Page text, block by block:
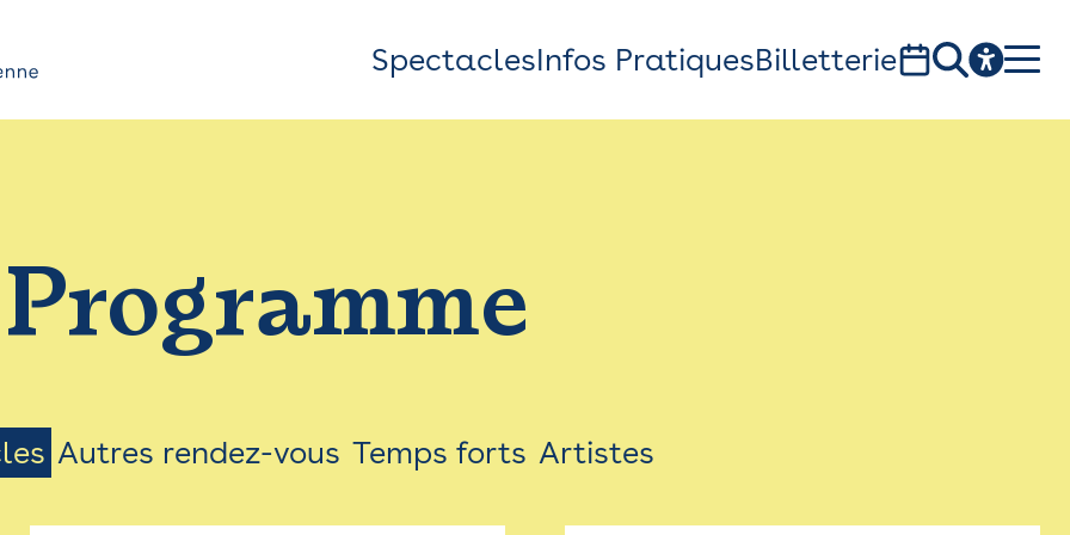
Top
Bar
Menu
SpectaclesInfos PratiquesBilletterie
1, av. du Chateau d'eau - 31300 Toulouse
Programme
Autres rendez-vous Temps forts Artistes